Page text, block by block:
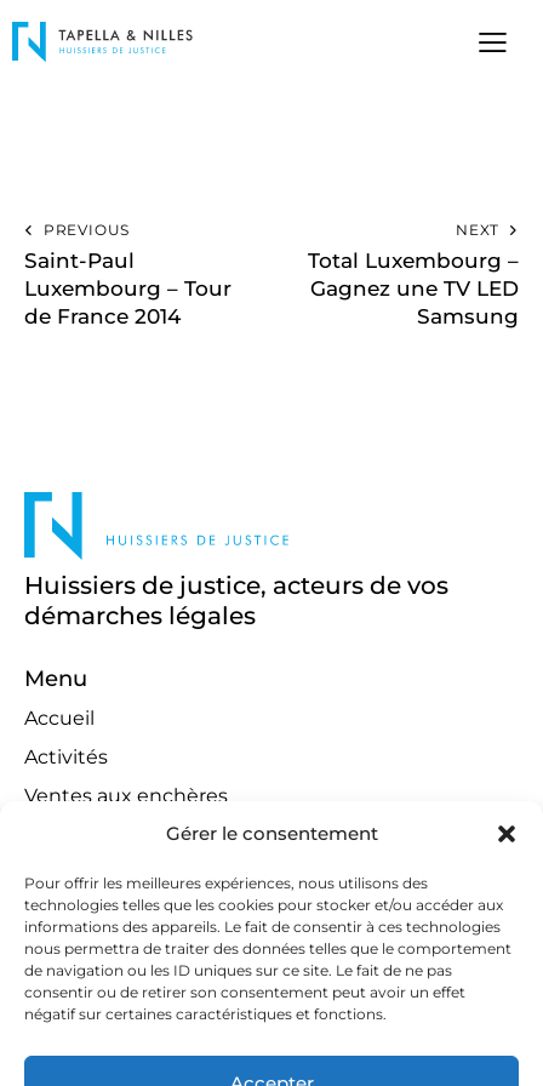
Gérer le consentement
Pour offrir les meilleures expériences, nous utilisons des
technologies telles que les cookies pour stocker et/ou accéder aux
informations des appareils. Le fait de consentir à ces technologies
nous permettra de traiter des données telles que le comportement
de navigation ou les ID uniques sur ce site. Le fait de ne pas
consentir ou de retirer son consentement peut avoir un effet
négatif sur certaines caractéristiques et fonctions.
PREVIOUS
Saint-Paul
Luxembourg – Tour
de France 2014
NEXT
Total Luxembourg –
Gagnez une TV LED
Samsung
Huissiers de justice, acteurs de vos
démarches légales
Menu
Accueil
Activités
Ventes aux enchères
Compétences territoriales
Jeux concours
Liens
Contact
Contactez-nous
huissiers@tapella-nilles.lu